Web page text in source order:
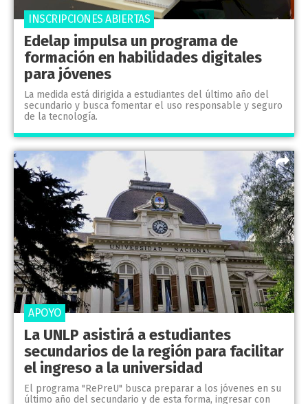
Edelap impulsa un programa de
formación en habilidades digitales
para jóvenes
La medida está dirigida a estudiantes del último año del
secundario y busca fomentar el uso responsable y seguro
de la tecnología.
INSCRIPCIONES ABIERTAS
La UNLP asistirá a estudiantes
secundarios de la región para facilitar
el ingreso a la universidad
El programa "RePreU" busca preparar a los jóvenes en su
último año del secundario y de esta forma, ingresar con
APOYO